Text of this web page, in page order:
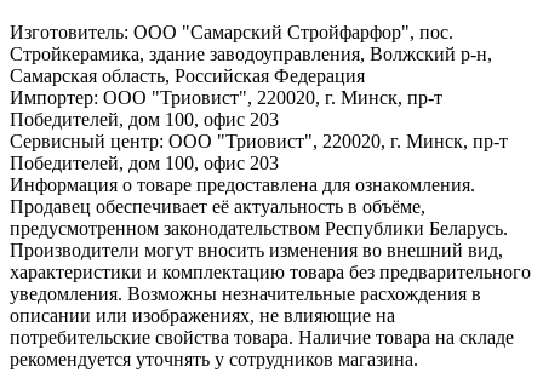
Изготовитель: ООО "Самарский Стройфарфор", пос.
Стройкерамика, здание заводоуправления, Волжский р-н,
Самарская область, Российская Федерация
Импортер: ООО "Триовист", 220020, г. Минск, пр-т
Победителей, дом 100, офис 203
Сервисный центр: ООО "Триовист", 220020, г. Минск, пр-т
Победителей, дом 100, офис 203
Информация о товаре предоставлена для ознакомления.
Продавец обеспечивает её актуальность в объёме,
предусмотренном законодательством Республики Беларусь.
Производители могут вносить изменения во внешний вид,
характеристики и комплектацию товара без предварительного
уведомления. Возможны незначительные расхождения в
описании или изображениях, не влияющие на
потребительские свойства товара. Наличие товара на складе
рекомендуется уточнять у сотрудников магазина.